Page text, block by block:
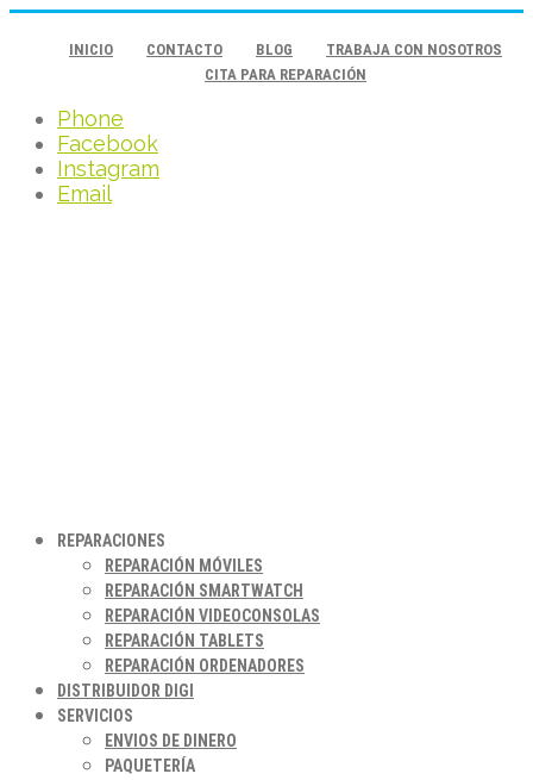
INICIO CONTACTO BLOG
TRABAJA CON NOSOTROS
CITA PARA REPARACIÓN
Phone
Facebook
Instagram
Email
REPARACIONES
REPARACIÓN MÓVILES
REPARACIÓN SMARTWATCH
REPARACIÓN VIDEOCONSOLAS
REPARACIÓN TABLETS
REPARACIÓN ORDENADORES
DISTRIBUIDOR DIGI
SERVICIOS
ENVIOS DE DINERO
PAQUETERÍA